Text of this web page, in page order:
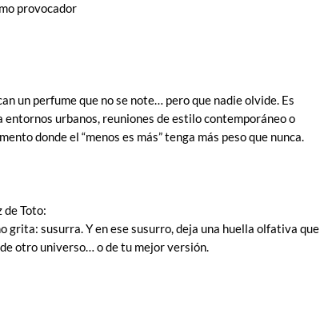
provocador
un perfume que no se note… pero que nadie olvide. Es
entornos urbanos, reuniones de estilo contemporáneo o
donde el “menos es más” tenga más peso que nunca.
de Toto:
grita: susurra. Y en ese susurro, deja una huella olfativa que
otro universo… o de tu mejor versión.